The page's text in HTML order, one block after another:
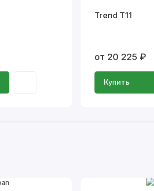
Trend T11
от 20 225 ₽
Купить